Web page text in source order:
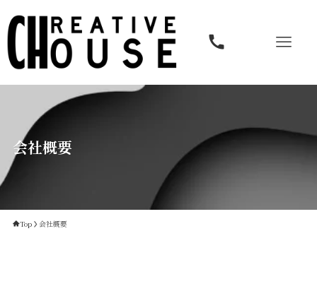
会社概要
Top 会社概要